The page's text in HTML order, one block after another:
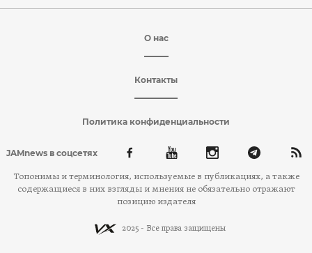
О нас
Контакты
Политика конфиденциальности
JAMnews в соцсетях
Топонимы и терминология, используемые в публикациях, а также
содержащиеся в них взгляды и мнения не обязательно отражают
позицию издателя
2025 - Все права защищены